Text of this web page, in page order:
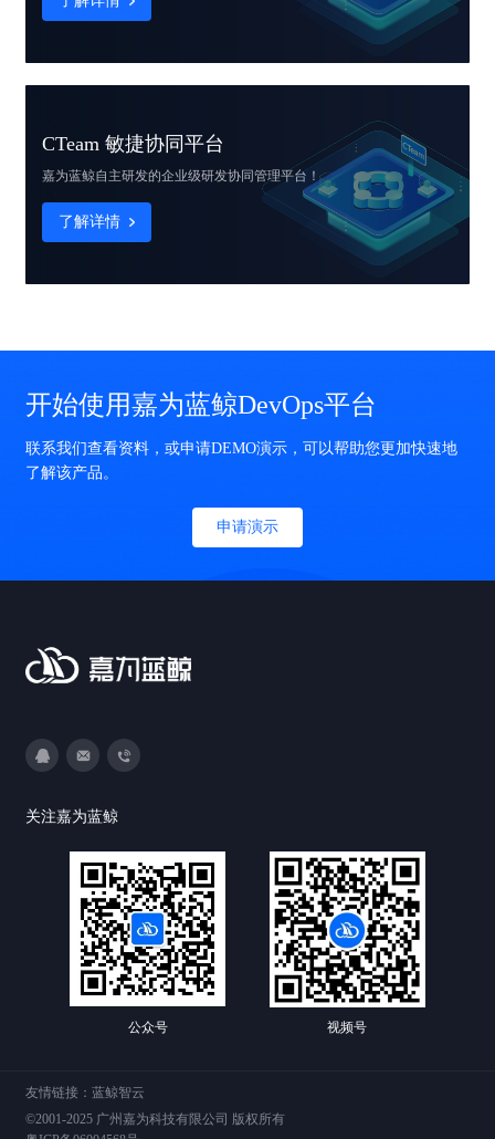
CTeam 敏捷协同平台
嘉为蓝鲸自主研发的企业级研发协同管理平台！
了解详情
开始使用嘉为蓝鲸DevOps平台
联系我们查看资料，或申请DEMO演示，可以帮助您更加快速地
了解该产品。
申请演示
关注嘉为蓝鲸
公众号 视频号
友情链接：蓝鲸智云
©2001-2025 广州嘉为科技有限公司 版权所有